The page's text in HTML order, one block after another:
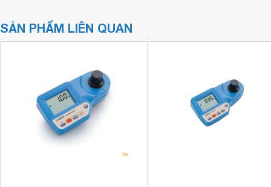
SẢN PHẨM LIÊN QUAN